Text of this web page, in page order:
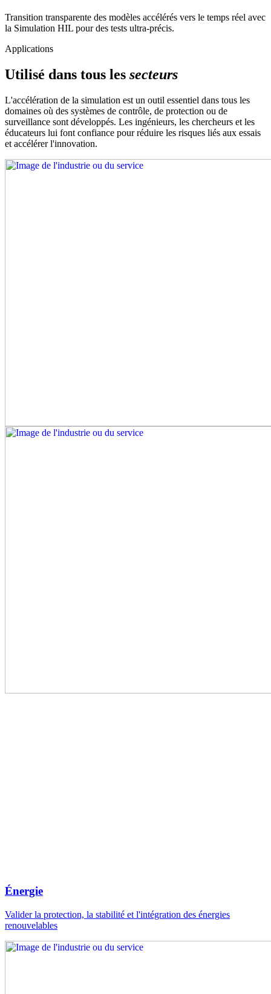
Transition transparente des modèles accélérés vers le temps réel avec
la Simulation HIL pour des tests ultra-précis.
Applications
Utilisé dans tous les secteurs
L'accélération de la simulation est un outil essentiel dans tous les
domaines où des systèmes de contrôle, de protection ou de
surveillance sont développés. Les ingénieurs, les chercheurs et les
éducateurs lui font confiance pour réduire les risques liés aux essais
et accélérer l'innovation.
Énergie
Valider la protection, la stabilité et l'intégration des énergies
renouvelables